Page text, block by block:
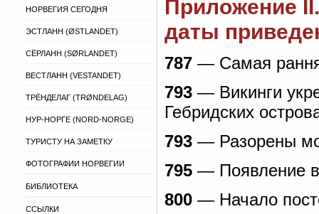
НОРВЕГИЯ СЕГОДНЯ
ЭСТЛАНН (ØSTLANDET)
СЁРЛАНН (SØRLANDET)
ВЕСТЛАНН (VESTANDET)
ТРЁНДЕЛАГ (TRØNDELAG)
НУР-НОРГЕ (NORD-NORGE)
ТУРИСТУ НА ЗАМЕТКУ
ФОТОГРАФИИ НОРВЕГИИ
БИБЛИОТЕКА
ССЫЛКИ
Приложение
даты
787 — Самая
793 — Викинги
Гебридских
793 — Разорены
795 — Появление
800 — Начало